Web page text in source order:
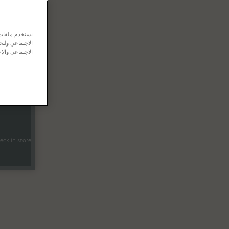
in store.
نستخدم
الاجتماعي
الاجتماعي